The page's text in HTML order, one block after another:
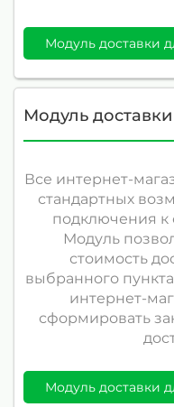
Модуль доставки
Модуль
Все интернет-
стандартных
подключения к
Модуль
стоимость
выбранного
интернет-
сформировать
Модуль доставки